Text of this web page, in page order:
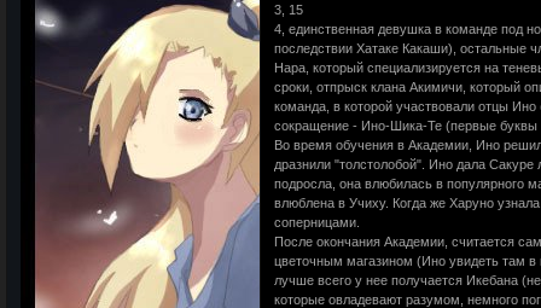
3, 15
4, единственная девушка в команде под
последствии Хатаке Какаши), остальные
Нара, который специализируется на
сроки, отпрыск клана Акимичи, который
команда, в которой участвовали отцы
сокращение - Ино-Шика-Те (первые
Во время обучения в Академии, Ино
дразнили "толстолобой". Ино дала
подросла, она влюбилась в популярного
влюблена в Учиху. Когда же Харуно
соперницами.
После окончания Академии, считается
цветочным магазином (Ино увидеть там
лучше всего у нее получается Икебана
которые овладевают разумом, немного